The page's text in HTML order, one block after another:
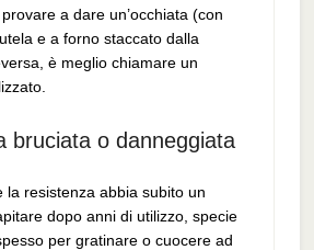
a dare un’occhiata (con
e a forno staccato dalla
è meglio chiamare un
bruciata o danneggiata
la resistenza abbia subito un
dopo anni di utilizzo, specie
per gratinare o cuocere ad